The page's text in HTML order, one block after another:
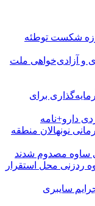
شکست توطئه
و آزادی‌خواهی ملت
برای
دارو+نامه
نونهالان منطقه
ردزنی محل استقرار
وقوع 55درصد جرایم سایبری